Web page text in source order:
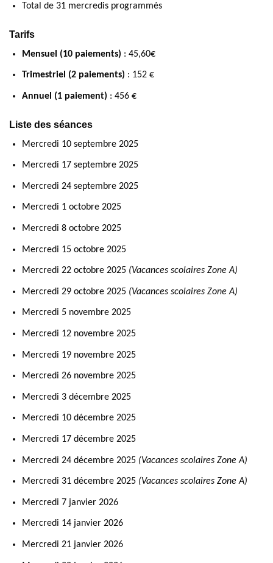
Total de 31 mercredis programmés
Tarifs
Mensuel (10 paiements) : 45,60€
Trimestriel (2 paiements) : 152 €
Annuel (1 paiement) : 456 €
Liste des séances
Mercredi 10 septembre 2025
Mercredi 17 septembre 2025
Mercredi 24 septembre 2025
Mercredi 1 octobre 2025
Mercredi 8 octobre 2025
Mercredi 15 octobre 2025
Mercredi 22 octobre 2025 (Vacances scolaires Zone A)
Mercredi 29 octobre 2025 (Vacances scolaires Zone A)
Mercredi 5 novembre 2025
Mercredi 12 novembre 2025
Mercredi 19 novembre 2025
Mercredi 26 novembre 2025
Mercredi 3 décembre 2025
Mercredi 10 décembre 2025
Mercredi 17 décembre 2025
Mercredi 24 décembre 2025 (Vacances scolaires Zone A)
Mercredi 31 décembre 2025 (Vacances scolaires Zone A)
Mercredi 7 janvier 2026
Mercredi 14 janvier 2026
Mercredi 21 janvier 2026